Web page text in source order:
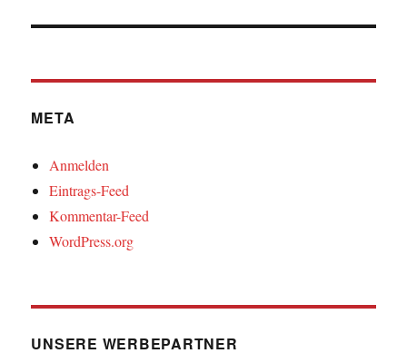
META
Anmelden
Eintrags-Feed
Kommentar-Feed
WordPress.org
UNSERE WERBEPARTNER